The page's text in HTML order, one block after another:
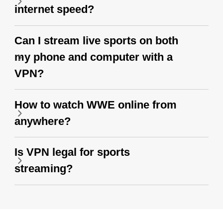
internet speed?
Can I stream live sports on both
my phone and computer with a
VPN?
How to watch WWE online from
anywhere?
Is VPN legal for sports
streaming?